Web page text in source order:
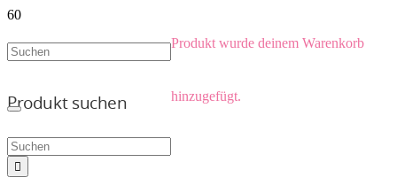
Produkt wurde deinem Warenkorb
hinzugefügt.
Produkt suchen